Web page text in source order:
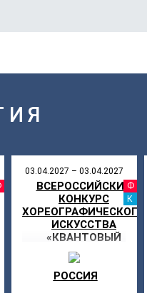
03.04.2027 – 03.04.2027
ВСЕРОССИЙСКИЙ
КОНКУРС
ХОРЕОГРАФИЧЕСКОГО
ИСКУССТВА
«КВАНТОВЫЙ
СКАЧОК»
РОССИЯ